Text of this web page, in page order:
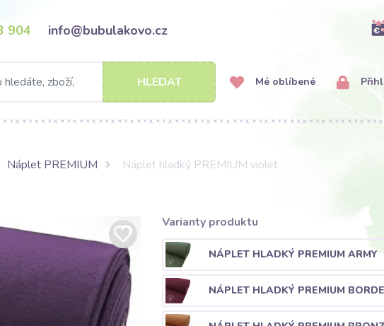
904 info@bubulakovo.cz
HLEDAT Mé oblíbené
Náplet PREMIUM Náplet hladký PREMIUM violet
Varianty produktu
NÁPLET HLADKÝ PREMIUM ARMY
NÁPLET HLADKÝ PREMIUM